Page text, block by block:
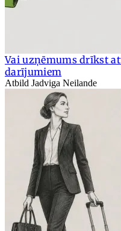
Vai uzņēmums drīkst
darījumiem
Atbild Jadviga Neilande